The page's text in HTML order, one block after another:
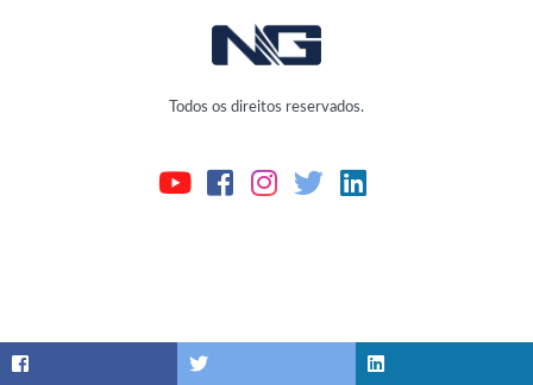
Todos os direitos reservados.